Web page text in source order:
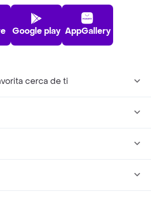
Google play AppGallery
cerca de ti